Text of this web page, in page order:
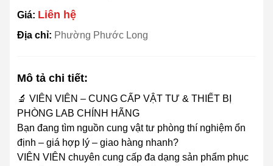
Giá: Liên hệ
Địa chỉ: Phường Phước Long
Mô tả chi tiết:
🔬 VIÊN VIÊN – CUNG CẤP VẬT TƯ & THIẾT BỊ
PHÒNG LAB CHÍNH HÃNG
Bạn đang tìm nguồn cung vật tư phòng thí nghiệm ổn
định – giá hợp lý – giao hàng nhanh?
VIÊN VIÊN chuyên cung cấp đa dạng sản phẩm phục